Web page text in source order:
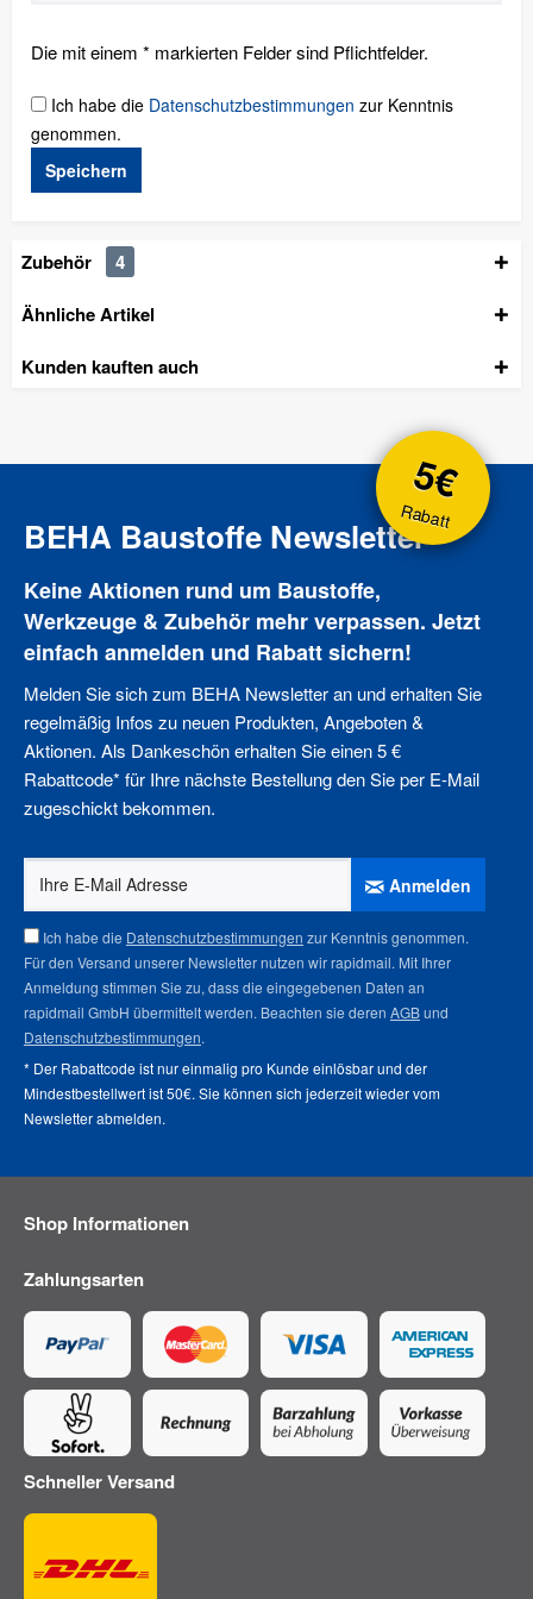
Die mit einem * markierten Felder sind Pflichtfelder.
Ich habe die Datenschutzbestimmungen zur Kenntnis
genommen.
Speichern
Zubehör
4
Ähnliche Artikel
Kunden kauften auch
5€
Rabatt
BEHA Baustoffe Newsletter
Keine Aktionen rund um Baustoffe,
Werkzeuge & Zubehör mehr verpassen. Jetzt
einfach anmelden und Rabatt sichern!
Melden Sie sich zum BEHA Newsletter an und erhalten Sie
regelmäßig Infos zu neuen Produkten, Angeboten &
Aktionen. Als Dankeschön erhalten Sie einen 5 €
Rabattcode* für Ihre nächste Bestellung den Sie per E-Mail
zugeschickt bekommen.
Anmelden
Ich habe die Datenschutzbestimmungen zur Kenntnis genommen.
Für den Versand unserer Newsletter nutzen wir rapidmail. Mit Ihrer
Anmeldung stimmen Sie zu, dass die eingegebenen Daten an
rapidmail GmbH übermittelt werden. Beachten sie deren AGBund
Datenschutzbestimmungen.
* Der Rabattcode ist nur einmalig pro Kunde einlösbar und der
Mindestbestellwert ist 50€. Sie können sich jederzeit wieder vom
Newsletter abmelden.
Shop Informationen
Zahlungsarten
Schneller Versand